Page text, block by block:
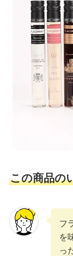
この商品の
フ
を
っ